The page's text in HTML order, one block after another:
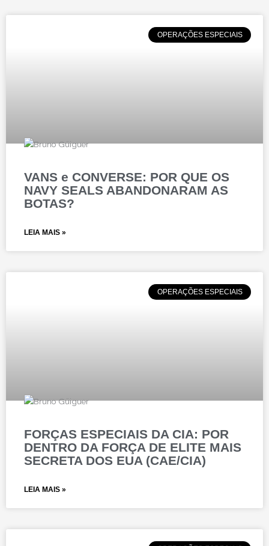
OPERAÇÕES ESPECIAIS
VANS e CONVERSE: POR QUE OS
NAVY SEALS ABANDONARAM AS
BOTAS?
LEIA MAIS »
OPERAÇÕES ESPECIAIS
FORÇAS ESPECIAIS DA CIA: POR
DENTRO DA FORÇA DE ELITE MAIS
SECRETA DOS EUA (CAE/CIA)
LEIA MAIS »